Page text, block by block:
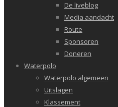
De liveblog
Media aandacht
Route
Sponsoren
Doneren
Waterpolo
Waterpolo algemeen
Uitslagen
Klassement